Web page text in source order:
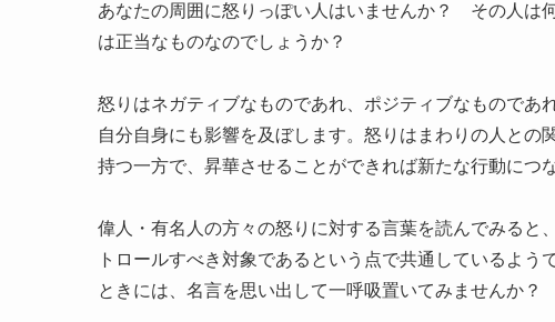
あなたの周囲に怒りっぽい人はいませんか？ その人は
は正当なものなのでしょうか？
怒りはネガティブなものであれ、ポジティブなものであ
自分自身にも影響を及ぼします。怒りはまわりの人と
持つ一方で、昇華させることができれば新たな行動につ
偉人・有名人の方々の怒りに対する言葉を読んでみると
トロールすべき対象であるという点で共通しているよ
ときには、名言を思い出して一呼吸置いてみませんか